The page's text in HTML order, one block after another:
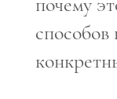
способов